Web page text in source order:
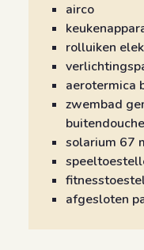
airco
rolluiken
aerotermica
zwembad
buitendouche
solarium 67
afgesloten